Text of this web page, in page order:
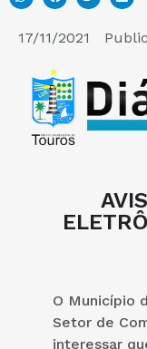
17/11/2021
O Município
Setor de
interessar
E-SIC
PERGUNTAS